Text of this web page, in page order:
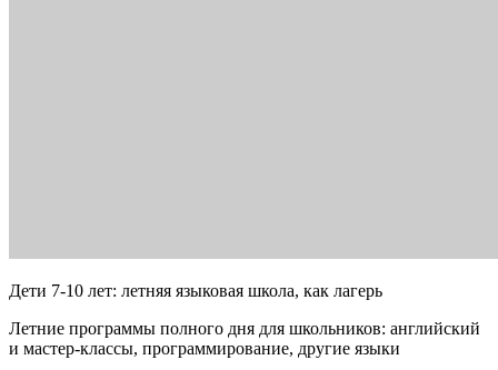
Дети 7-10 лет: летняя языковая школа, как лагерь
Летние программы полного дня для школьников: английский
и мастер-классы, программирование, другие языки